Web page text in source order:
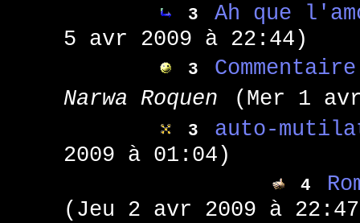
3
Ah que
5 avr 2009 à 22:44)
3
Narwa Roquen
(Mer 1
3
auto-
2009 à 01:04)
4
(Jeu 2 avr 2009 à